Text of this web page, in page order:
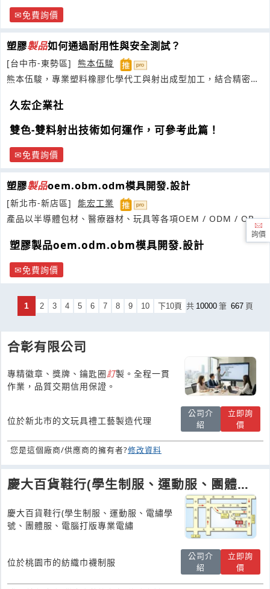
免費詢價
塑膠製品如何通過耐用性與安全測試？
[台中市-東勢區]
熊本伍駿
熊本伍駿，專業塑料橡膠化學代工與射出成型加工，結合精密技
久宏企業社
雙色-雙料射出技術如何運作，可參考此篇！
免費詢價
塑膠製品oem.obm.odm模具開發.設計
[新北市-新店區]
能宏工業
產品以半導體包材、醫療器材、玩具等各項OEM / ODM / OBM
塑膠製品oem.odm.obm模具開發.設計
免費詢價
1 2 3 4 5 6 7 8 9 10 下10頁 共 10000 筆 667 頁
合彰有限公司
專精徽章、獎牌、鑰匙圈訂製。全程一貫
作業，品質交期信用保證。
位於新北市的文玩具禮工藝製造代理
公司介
紹
立即詢
價
您是這個廠商/供應商的擁有者?修改資料
慶大百貨鞋行(學生制服、運動服、團體
慶大百貨鞋行(學生制服、運動服、電繡學
號、團體服、電腦打版專業電繡
位於桃園市的紡織巾襪制服
公司介
紹
立即詢
價
詢價